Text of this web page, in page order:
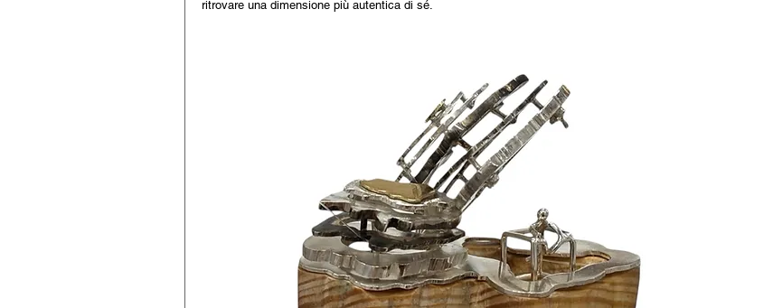
ritrovare una dimensione più autentica di sé.